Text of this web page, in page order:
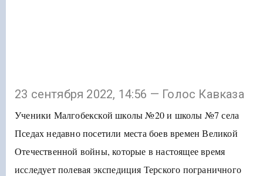
23 сентября 2022, 14:56 — Голос Кавказа
Ученики Малгобекской школы №20 и школы №7 села
Пседах недавно посетили места боев времен Великой
Отечественной войны, которые в настоящее время
исследует полевая экспедиция Терского пограничного